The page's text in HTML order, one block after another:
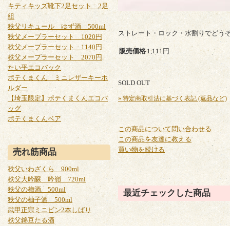
キティキッズ靴下2足セット 2足
組
秩父リキュール ゆず酒 500ml
秩父メープラーセット 1020円
秩父メープラーセット 1140円
秩父メープラーセット 2070円
たい平エコバック
ポテくまくん ミニレザーキーホ
ルダー
【埼玉限定】ポテくまくんエコバ
ッグ
ポテくまくんベア
売れ筋商品
秩父いわざくら 900ml
秩父大吟醸 吟嶺 720ml
秩父の梅酒 500ml
秩父の柚子酒 500ml
武甲正宗ミニビン2本しばり
秩父錦豆たる酒
ストレート・ロック・水割りでどう
販売価格 1,111円
SOLD OUT
» 特定商取引法に基づく表記 (返品など)
この商品について問い合わせる
この商品を友達に教える
買い物を続ける
最近チェックした商品